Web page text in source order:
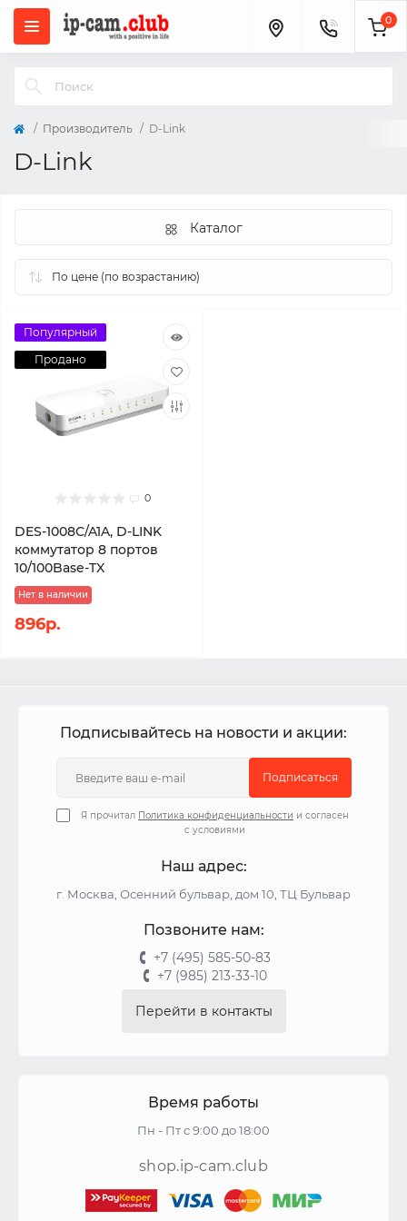
0
Производитель D-Link
D-Link
Каталог
Популярный
Продано
0
DES-1008C/A1A, D-LINK
коммутатор 8 портов
10/100Base-TX
Нет в наличии
896р.
Подписывайтесь на новости и акции:
Подписаться
Я прочитал Политика конфиденциальности и согласен
с условиями
Наш адрес:
г. Москва, Осенний бульвар, дом 10, ТЦ Бульвар
Позвоните нам:
+7 (495) 585-50-83
+7 (985) 213-33-10
Перейти в контакты
Время работы
Пн - Пт с 9:00 до 18:00
shop.ip-cam.club